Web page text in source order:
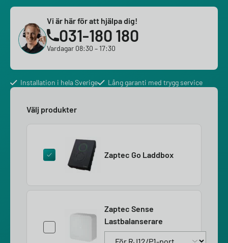
Vi är här för att hjälpa dig!
031-180 180
Vardagar 08:30 – 17:30
Installation i hela Sverige Lång garanti med trygg service
Välj produkter
Zaptec Go Laddbox
Zaptec Sense
Lastbalanserare